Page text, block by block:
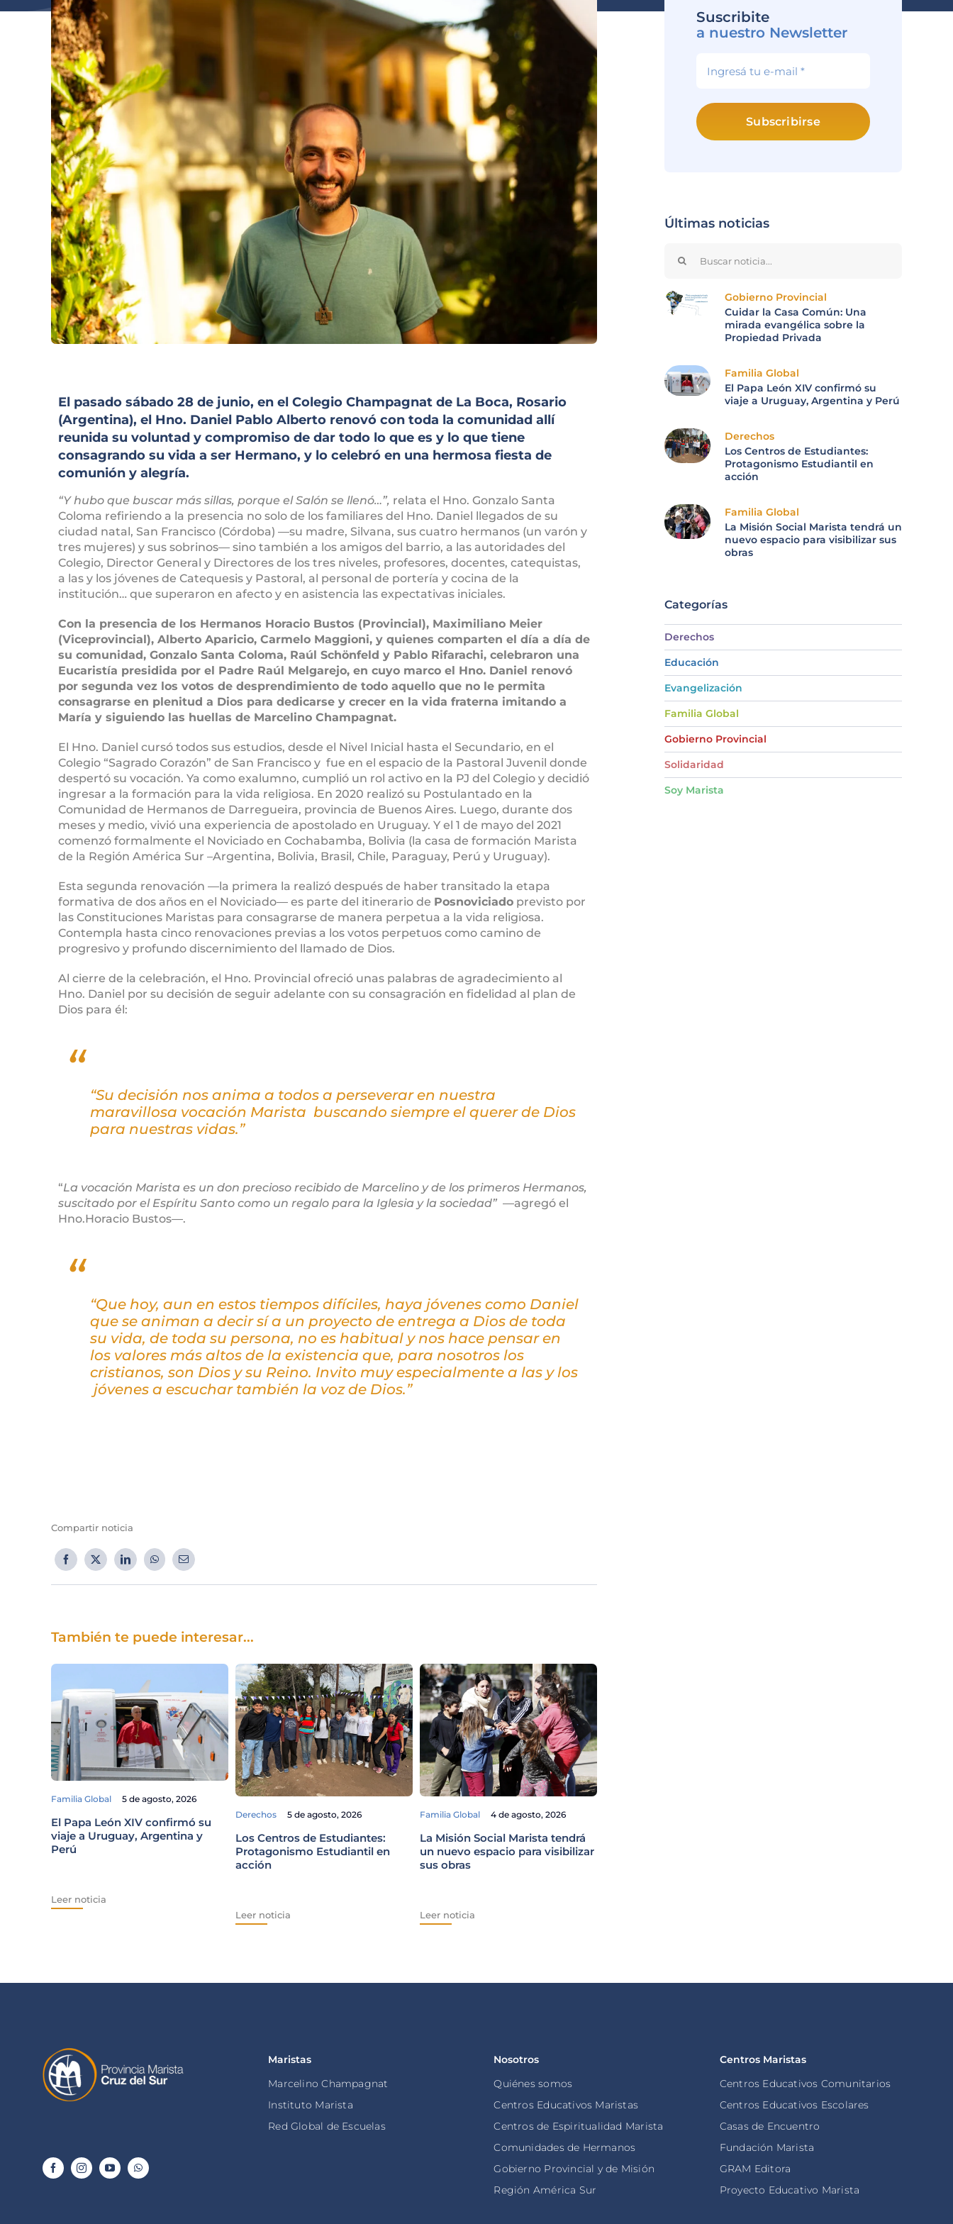
El pasado sábado 28 de junio, en el Colegio Champagnat de La Boca, Rosario
(Argentina), el Hno. Daniel Pablo Alberto renovó con toda la comunidad allí
reunida su voluntad y compromiso de dar todo lo que es y lo que tiene
consagrando su vida a ser Hermano, y lo celebró en una hermosa fiesta de
comunión y alegría.
“Y hubo que buscar más sillas, porque el Salón se llenó…”, relata el Hno. Gonzalo Santa
Coloma refiriendo a la presencia no solo de los familiares del Hno. Daniel llegados de su
ciudad natal, San Francisco (Córdoba) ―su madre, Silvana, sus cuatro hermanos (un varón y
tres mujeres) y sus sobrinos― sino también a los amigos del barrio, a las autoridades del
Colegio, Director General y Directores de los tres niveles, profesores, docentes, catequistas,
a las y los jóvenes de Catequesis y Pastoral, al personal de portería y cocina de la
institución… que superaron en afecto y en asistencia las expectativas iniciales.
Con la presencia de los Hermanos Horacio Bustos (Provincial), Maximiliano Meier
(Viceprovincial), Alberto Aparicio, Carmelo Maggioni, y quienes comparten el día a día de
su comunidad, Gonzalo Santa Coloma, Raúl Schönfeld y Pablo Rifarachi, celebraron una
Eucaristía presidida por el Padre Raúl Melgarejo, en cuyo marco el Hno. Daniel renovó
por segunda vez los votos de desprendimiento de todo aquello que no le permita
consagrarse en plenitud a Dios para dedicarse y crecer en la vida fraterna imitando a
María y siguiendo las huellas de Marcelino Champagnat.
El Hno. Daniel cursó todos sus estudios, desde el Nivel Inicial hasta el Secundario, en el
Colegio “Sagrado Corazón” de San Francisco y fue en el espacio de la Pastoral Juvenil donde
despertó su vocación. Ya como exalumno, cumplió un rol activo en la PJ del Colegio y decidió
ingresar a la formación para la vida religiosa. En 2020 realizó su Postulantado en la
Comunidad de Hermanos de Darregueira, provincia de Buenos Aires. Luego, durante dos
meses y medio, vivió una experiencia de apostolado en Uruguay. Y el 1 de mayo del 2021
comenzó formalmente el Noviciado en Cochabamba, Bolivia (la casa de formación Marista
de la Región América Sur –Argentina, Bolivia, Brasil, Chile, Paraguay, Perú y Uruguay).
Esta segunda renovación ―la primera la realizó después de haber transitado la etapa
formativa de dos años en el Noviciado― es parte del itinerario de Posnoviciado previsto por
las Constituciones Maristas para consagrarse de manera perpetua a la vida religiosa.
Contempla hasta cinco renovaciones previas a los votos perpetuos como camino de
progresivo y profundo discernimiento del llamado de Dios.
Al cierre de la celebración, el Hno. Provincial ofreció unas palabras de agradecimiento al
Hno. Daniel por su decisión de seguir adelante con su consagración en fidelidad al plan de
Dios para él:
“Su decisión nos anima a todos a perseverar en nuestra
maravillosa vocación Marista buscando siempre el querer de Dios
para nuestras vidas.”
“La vocación Marista es un don precioso recibido de Marcelino y de los primeros Hermanos,
suscitado por el Espíritu Santo como un regalo para la Iglesia y la sociedad” ―agregó el
Hno.Horacio Bustos―.
“Que hoy, aun en estos tiempos difíciles, haya jóvenes como Daniel
que se animan a decir sí a un proyecto de entrega a Dios de toda
su vida, de toda su persona, no es habitual y nos hace pensar en
los valores más altos de la existencia que, para nosotros los
cristianos, son Dios y su Reino. Invito muy especialmente a las y los
jóvenes a escuchar también la voz de Dios.”
Compartir noticia
También te puede interesar...
Familia Global 5 de agosto, 2026
El Papa León XIV confirmó su
viaje a Uruguay, Argentina y
Perú
Leer noticia
Derechos 5 de agosto, 2026
Los Centros de Estudiantes:
Protagonismo Estudiantil en
acción
Leer noticia
Familia Global 4 de agosto, 2026
La Misión Social Marista tendrá
un nuevo espacio para visibilizar
sus obras
Leer noticia
Suscribite
a nuestro Newsletter
Subscribirse
Últimas noticias
Gobierno Provincial
Cuidar la Casa Común: Una
mirada evangélica sobre la
Propiedad Privada
Familia Global
El Papa León XIV confirmó su
viaje a Uruguay, Argentina y Perú
Derechos
Los Centros de Estudiantes:
Protagonismo Estudiantil en
acción
Familia Global
La Misión Social Marista tendrá un
nuevo espacio para visibilizar sus
obras
Categorías
Derechos
Educación
Evangelización
Familia Global
Gobierno Provincial
Solidaridad
Soy Marista
Maristas
Marcelino Champagnat
Instituto Marista
Red Global de Escuelas
Nosotros
Quiénes somos
Centros Educativos Maristas
Centros de Espiritualidad Marista
Comunidades de Hermanos
Gobierno Provincial y de Misión
Región América Sur
Centros Maristas
Centros Educativos Comunitarios
Centros Educativos Escolares
Casas de Encuentro
Fundación Marista
GRAM Editora
Proyecto Educativo Marista